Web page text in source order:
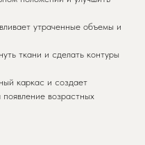
утраченные объемы и
ткани и сделать контуры
каркас и создает
возрастных